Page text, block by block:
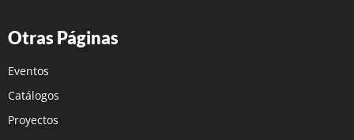
Otras Páginas
Eventos
Catálogos
Proyectos